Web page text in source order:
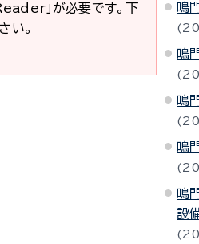
」が必要です。下
い。
鳴
鳴
鳴
鳴
鳴
設